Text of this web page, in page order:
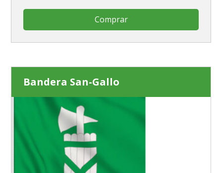
Comprar
Bandera San-Gallo